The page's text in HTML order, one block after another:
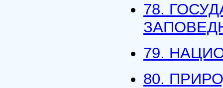
78.
79.
80.